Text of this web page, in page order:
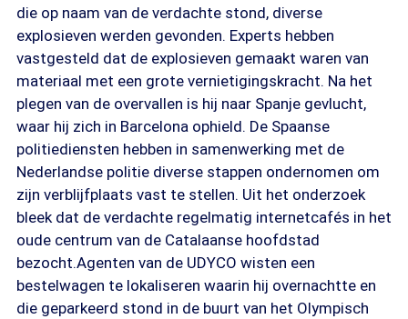
die op naam van de verdachte stond, diverse
explosieven werden gevonden. Experts hebben
vastgesteld dat de explosieven gemaakt waren van
materiaal met een grote vernietigingskracht. Na het
plegen van de overvallen is hij naar Spanje gevlucht,
waar hij zich in Barcelona ophield. De Spaanse
politiediensten hebben in samenwerking met de
Nederlandse politie diverse stappen ondernomen om
zijn verblijfplaats vast te stellen. Uit het onderzoek
bleek dat de verdachte regelmatig internetcafés in het
oude centrum van de Catalaanse hoofdstad
bezocht.Agenten van de UDYCO wisten een
bestelwagen te lokaliseren waarin hij overnachtte en
die geparkeerd stond in de buurt van het Olympisch